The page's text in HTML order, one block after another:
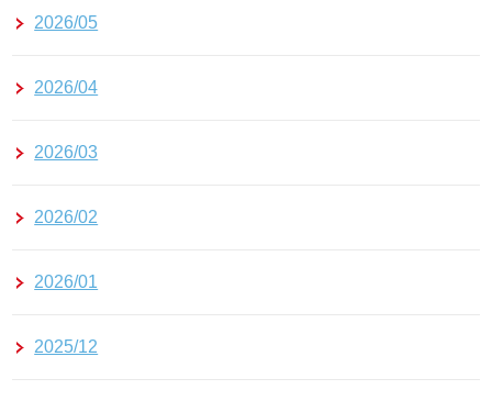
2026/05
2026/04
2026/03
2026/02
2026/01
2025/12